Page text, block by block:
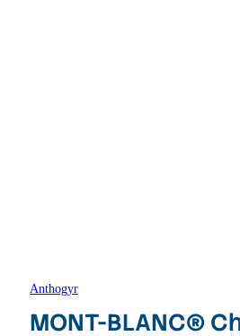
Anthogyr
MONT-BLANC®